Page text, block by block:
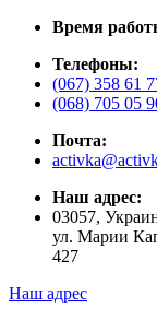
Время
Телефоны:
(067) 358 61
(068) 705 05
Почта:
Наш адрес:
03057,
ул. Марии
427
Наш адрес